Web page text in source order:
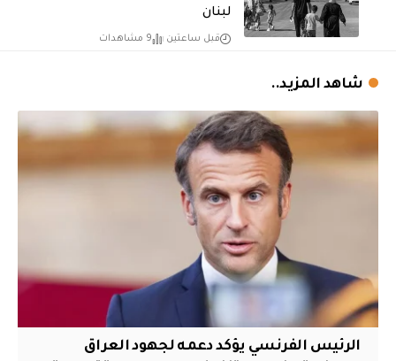
لبنان
قبل ساعتين 9 مشاهدات
شاهد المزيد..
الرئيس الفرنسي يؤكد دعمه لجهود العراق